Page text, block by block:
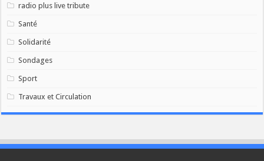
radio plus live tribute
Santé
Solidarité
Sondages
Sport
Travaux et Circulation